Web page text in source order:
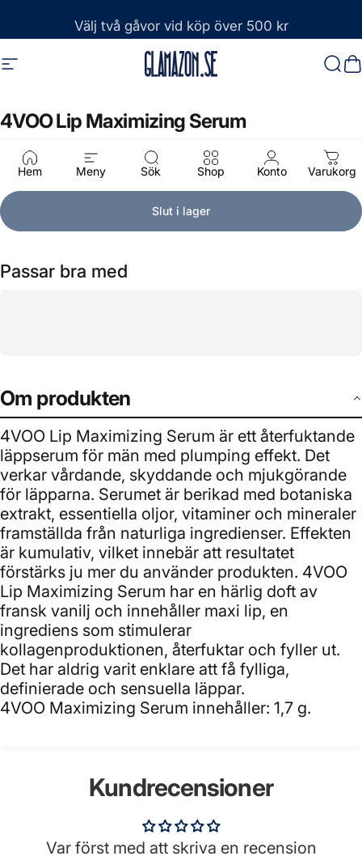
Välj två gåvor vid köp över 500 kr
Frakt från 39 kr
WebbplatsnavigeringGlamazon Sök
Hem Meny Sök Shop Konto Varukorg
4VOOLip Maximizing Serum
395 kr
Slut i lager
Passar bra med
Om produkten
4VOO Lip Maximizing Serum är ett återfuktande
läppserum för män med plumping effekt. Det
verkar vårdande, skyddande och mjukgörande
för läpparna. Serumet är berikad med botaniska
extrakt, essentiella oljor, vitaminer och mineraler
framställda från naturliga ingredienser. Effekten
är kumulativ, vilket innebär att resultatet
förstärks ju mer du använder produkten. 4VOO
Lip Maximizing Serum har en härlig doft av
fransk vanilj och innehåller maxi lip, en
ingrediens som stimulerar
kollagenproduktionen, återfuktar och fyller ut.
Det har aldrig varit enklare att få fylliga,
definierade och sensuella läppar.
4VOO Maximizing Serum innehåller: 1,7 g.
Kundrecensioner
Var först med att skriva en recension